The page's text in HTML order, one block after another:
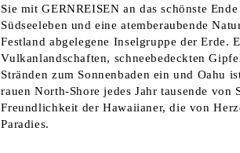
Sie mit GERNREISEN an das schönste
Südseeleben und eine atemberaubende
Festland abgelegene Inselgruppe der
Vulkanlandschaften, schneebedeckten
Stränden zum Sonnenbaden ein und Oahu
rauen North-Shore jedes Jahr tausende
Freundlichkeit der Hawaiianer, die von
Paradies.